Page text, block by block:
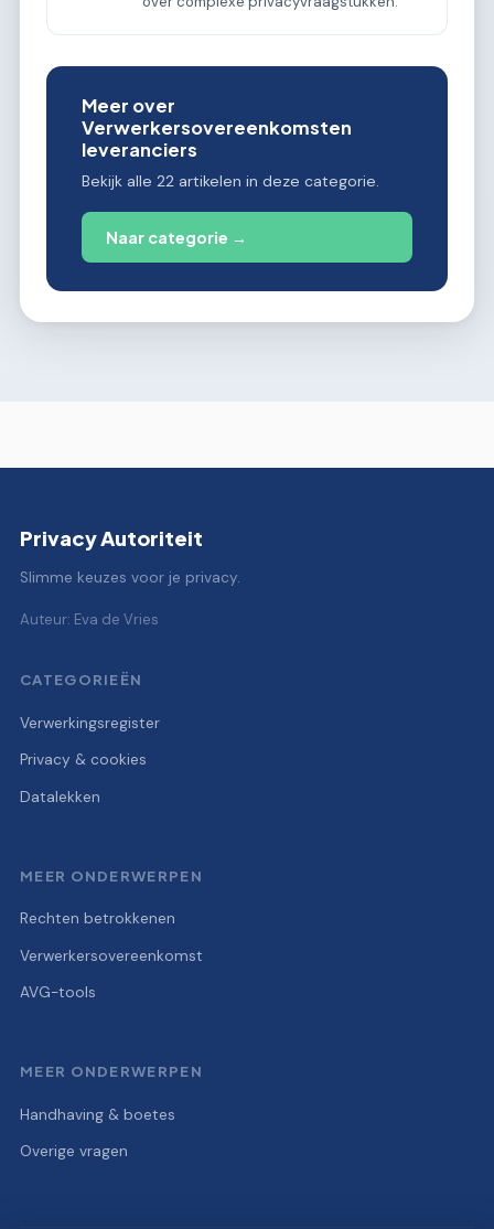
Meer over
Verwerkersovereenkomsten
leveranciers
Bekijk alle 22 artikelen in deze categorie.
Naar categorie →
Privacy Autoriteit
Slimme keuzes voor je privacy.
Auteur: Eva de Vries
CATEGORIEËN
Verwerkingsregister
Privacy & cookies
Datalekken
MEER ONDERWERPEN
Rechten betrokkenen
Verwerkersovereenkomst
AVG-tools
MEER ONDERWERPEN
Handhaving & boetes
Overige vragen